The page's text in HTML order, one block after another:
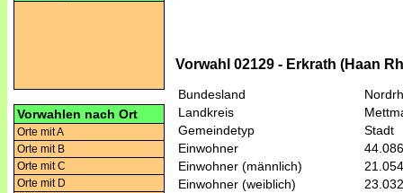
Vorwahlen nach Ort
Orte mit A
Orte mit B
Orte mit C
Orte mit D
Vorwahl 02129 - Erkrath (Haan
Bundesland
Landkreis
Gemeindetyp
Stadt
Einwohner
44.086
Einwohner (männlich)
21.054
Einwohner (weiblich)
23.032